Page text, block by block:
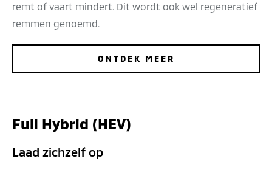
remt of vaart mindert. Dit wordt ook wel regeneratief
remmen genoemd.
ONTDEK MEER
Full Hybrid (HEV)
Laad zichzelf op